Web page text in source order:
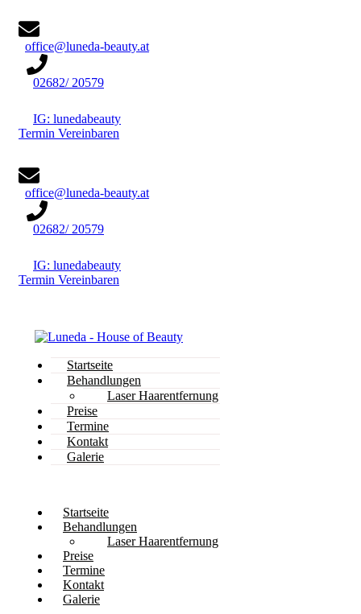
office@luneda-beauty.at
02682/ 20579
IG: lunedabeauty
Termin Vereinbaren
office@luneda-beauty.at
02682/ 20579
IG: lunedabeauty
Termin Vereinbaren
Startseite
Behandlungen
Laser Haarentfernung
Preise
Termine
Kontakt
Galerie
Startseite
Behandlungen
Laser Haarentfernung
Preise
Termine
Kontakt
Galerie